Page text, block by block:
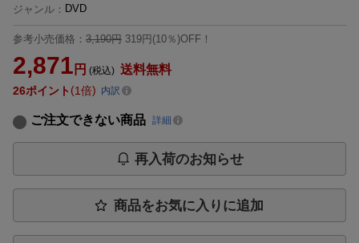
ジャンル ： DVD
参考小売価格： 3,190円 319円(10％)OFF！
2,871 円 (税込) 送料無料
26ポイント 1倍 内訳
ご注文できない商品 詳細
再入荷のお知らせ
商品をお気に入りに追加